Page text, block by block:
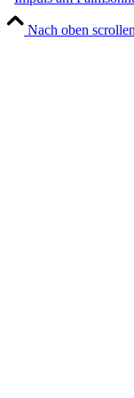
Nach oben scrollen